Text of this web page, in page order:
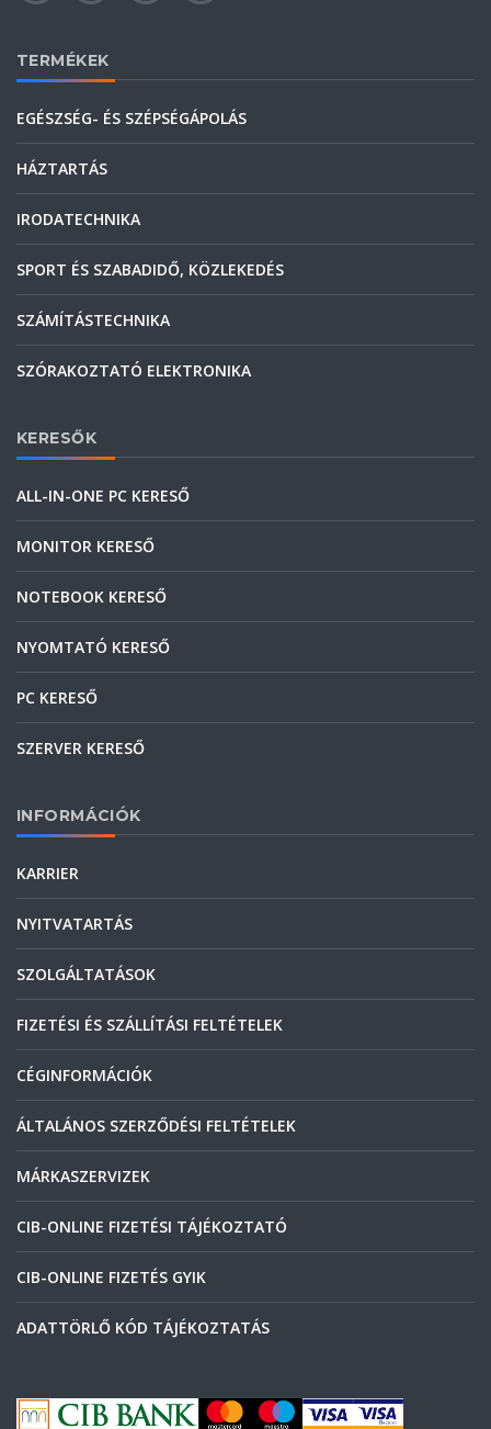
TERMÉKEK
EGÉSZSÉG- ÉS SZÉPSÉGÁPOLÁS
HÁZTARTÁS
IRODATECHNIKA
SPORT ÉS SZABADIDŐ, KÖZLEKEDÉS
SZÁMÍTÁSTECHNIKA
SZÓRAKOZTATÓ ELEKTRONIKA
KERESŐK
ALL-IN-ONE PC KERESŐ
MONITOR KERESŐ
NOTEBOOK KERESŐ
NYOMTATÓ KERESŐ
PC KERESŐ
SZERVER KERESŐ
INFORMÁCIÓK
KARRIER
NYITVATARTÁS
SZOLGÁLTATÁSOK
FIZETÉSI ÉS SZÁLLÍTÁSI FELTÉTELEK
CÉGINFORMÁCIÓK
ÁLTALÁNOS SZERZŐDÉSI FELTÉTELEK
MÁRKASZERVIZEK
CIB-ONLINE FIZETÉSI TÁJÉKOZTATÓ
CIB-ONLINE FIZETÉS GYIK
ADATTÖRLŐ KÓD TÁJÉKOZTATÁS